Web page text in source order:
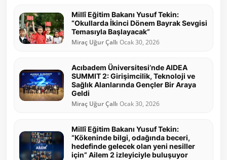
Millî Eğitim Bakanı Yusuf Tekin:
“Okullarda İkinci Dönem Bayrak Sevgisi
Temasıyla Başlayacak”
Miraç Uğur Çallı Ocak 30, 2026
Acıbadem Üniversitesi’nde AIDEA
SUMMIT 2: Girişimcilik, Teknoloji ve
Sağlık Alanlarında Gençler Bir Araya
Geldi
Miraç Uğur Çallı Ocak 30, 2026
Millî Eğitim Bakanı Yusuf Tekin:
“Kökeninde bilgi, odağında beceri,
hedefinde gelecek olan yeni nesiller
için” Ailem 2 izleyiciyle buluşuyor